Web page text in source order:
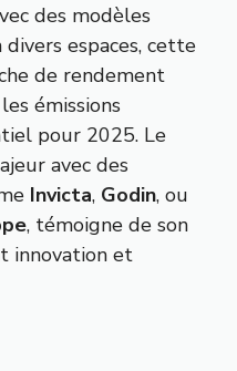
des modèles
espaces, cette
de rendement
émissions
pour 2025. Le
avec des
Invicta, Godin, ou
, témoigne de son
innovation et